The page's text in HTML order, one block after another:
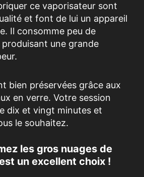
ce vaporisateur sont
et font de lui un appareil
Il consomme peu de
une grande
bien préservées grâce aux
en verre. Votre session
dix et vingt minutes et
le souhaitez.
les gros nuages de
un excellent choix !